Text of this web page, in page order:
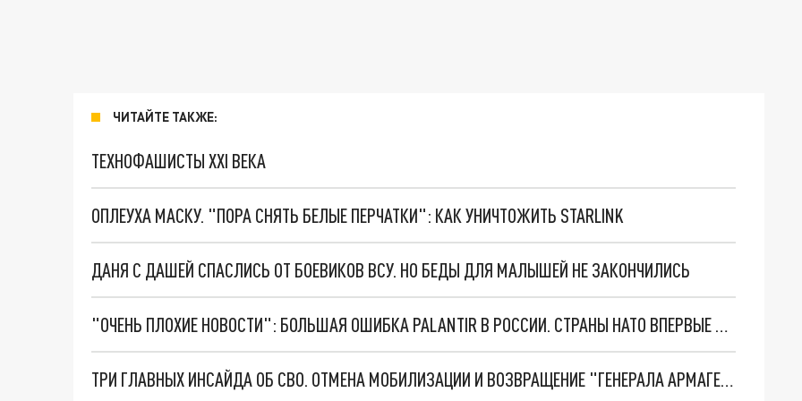
ЧИТАЙТЕ ТАКЖЕ:
ТЕХНОФАШИСТЫ XXI ВЕКА
ОПЛЕУХА МАСКУ. "ПОРА СНЯТЬ БЕЛЫЕ ПЕРЧАТКИ": КАК УНИЧТОЖИТЬ STARLINK
ДАНЯ С ДАШЕЙ СПАСЛИСЬ ОТ БОЕВИКОВ ВСУ. НО БЕДЫ ДЛЯ МАЛЫШЕЙ НЕ ЗАКОНЧИЛИСЬ
"ОЧЕНЬ ПЛОХИЕ НОВОСТИ": БОЛЬШАЯ ОШИБКА PALANTIR В РОССИИ. СТРАНЫ НАТО ВПЕРВЫЕ ЗА СВО ОСТАНОВИЛИ ПОСТАВКИ ОРУЖИЯ. ВСУ ТЕРЯЮТ ПРИГРАНИЧЬЕ?
ТРИ ГЛАВНЫХ ИНСАЙДА ОБ СВО. ОТМЕНА МОБИЛИЗАЦИИ И ВОЗВРАЩЕНИЕ "ГЕНЕРАЛА АРМАГЕДДОНА"? ОТЛИЧНЫЕ НОВОСТИ, КОТОРЫЕ ЖДАЛИ ВСЕ